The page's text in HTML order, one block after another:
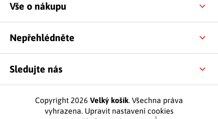
Vše o nákupu
Nepřehlédněte
Sledujte nás
Copyright 2026 Velký košík. Všechna práva
vyhrazena. Upravit nastavení cookies